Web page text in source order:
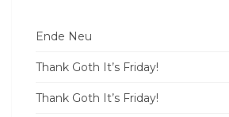
Ende Neu
Thank Goth It’s Friday!
Thank Goth It’s Friday!